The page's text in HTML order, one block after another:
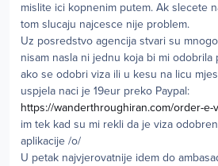
mislite ici kopnenim putem. Ak slecete
tom slucaju najcesce nije problem.
Uz posredstvo agencija stvari su
nisam nasla ni jednu koja bi mi odobrila
ako se odobri viza ili u kesu na licu
uspjela naci je 19eur preko Paypal:
https://wanderthroughiran.com/order-e-
im tek kad su mi rekli da je viza
aplikacije /o/
U petak najvjerovatnije idem do